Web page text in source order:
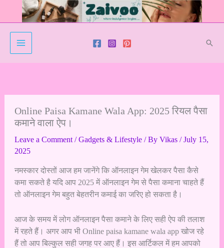
Online Paisa Kamane Wala App: 2025 रियल पैसा
कमाने वाला ऐप।
Leave a Comment /Gadgets & Lifestyle/ By Vikas /July 15,
2025
नमस्कार दोस्तों आज हम जानेंगे कि ऑनलाइन गेम खेलकर पैसा कैसे
कमा सकते है यदि आप 2025 में ऑनलाइन गेम से पैसा कमाना चाहते हैं
तो ऑनलाइन गेम बहुत बेहतरीन कमाई का जरिए हो सकता है।
आज के समय में लोग ऑनलाइन पैसा कमाने के लिए सही ऐप की तलाश
में रहते हैं। अगर आप भी Online paisa kamane wala app खोज रहे
हैं तो आप बिल्कुल सही जगह पर आए हैं। इस आर्टिकल में हम आपको